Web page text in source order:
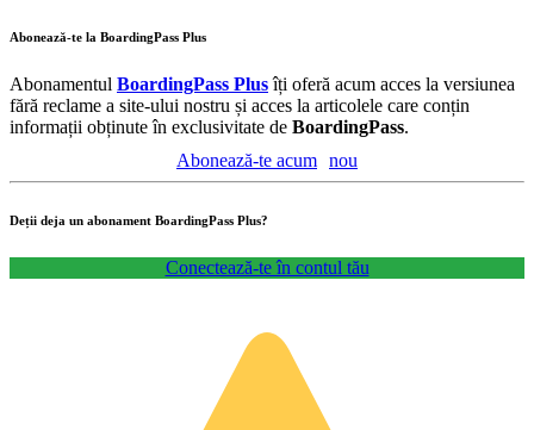
Abonează-te la BoardingPass Plus
Abonamentul BoardingPass Plusîți oferă acum acces la versiunea
fără reclame a site-ului nostru și acces la articolele care conțin
informații obținute în exclusivitate de BoardingPass.
Abonează-te acum nou
Deții deja un abonament BoardingPass Plus?
Conectează-te în contul tău